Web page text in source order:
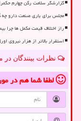
گزارشگر سلامت رکن چهارم
مجلس برای یاری صنعت دارو
راز اختلاف قیمت مکمل ها چرا
استقرار بالاتر از هزار نیروی
نظرات بینندگان
لطفا شما همدر